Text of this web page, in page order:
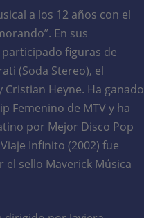
a los 12 años con el
En sus
figuras de
(Soda Stereo), el
Heyne. Ha ganado
Femenino de MTV y ha
por Mejor Disco Pop
Infinito (2002) fue
sello Maverick Música